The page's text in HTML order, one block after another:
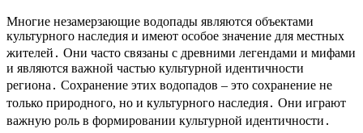
Многие незамерзающие водопады являются объектами
культурного наследия и имеют особое значение для местных
жителей․ Они часто связаны с древними легендами и мифами
и являются важной частью культурной идентичности
региона․ Сохранение этих водопадов – это сохранение не
только природного, но и культурного наследия․ Они играют
важную роль в формировании культурной идентичности․